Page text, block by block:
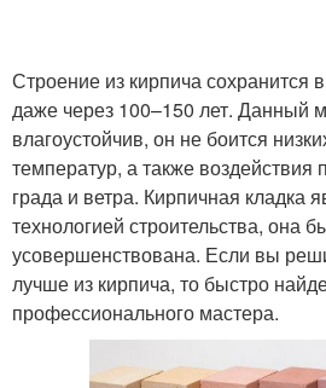
Строение из кирпича сохранится
даже через 100–150 лет. Данный
влагоустойчив, он не боится
температур, а также
града и ветра. Кирпичная кладка
технологией строительства, она
усовершенствована. Если вы
лучше из кирпича, то быстро
профессионального мастера.